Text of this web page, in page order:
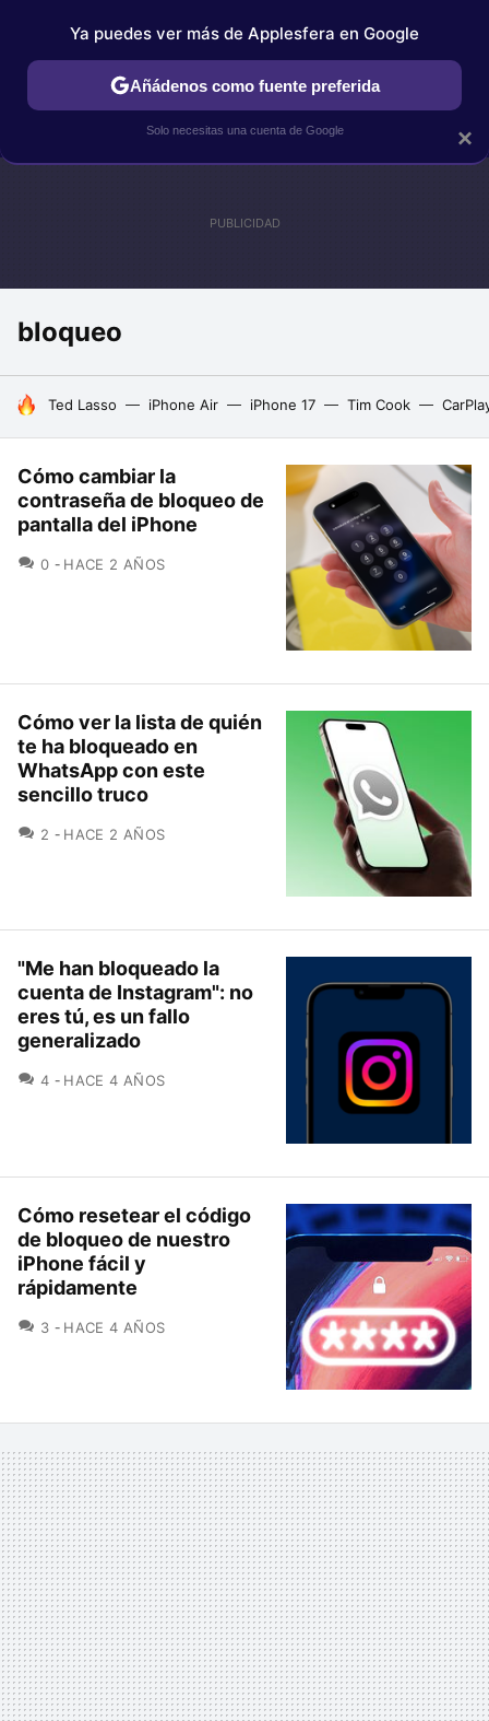
IPHONE TUTORIALES APPLESFERA SELECCIÓN
bloqueo
HOY SE HABLA DE
Ted Lasso iPhone Air iPhone 17 Tim Cook
Cómo cambiar la
contraseña de bloqueo de
pantalla del iPhone
0 COMENTARIOS
HACE 2 AÑOS
Cómo ver la lista de quién
te ha bloqueado en
WhatsApp con este
sencillo truco
2 COMENTARIOS
HACE 2 AÑOS
"Me han bloqueado la
cuenta de Instagram": no
eres tú, es un fallo
generalizado
4 COMENTARIOS
HACE 4 AÑOS
Cómo resetear el código
de bloqueo de nuestro
iPhone fácil y
rápidamente
3 COMENTARIOS
HACE 4 AÑOS
×
Ya puedes ver más de Applesfera en Google
Añádenos como fuente preferida
Solo necesitas una cuenta de Google